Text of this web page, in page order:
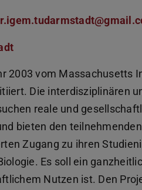
2003 vom Massachusetts
Die interdisziplinären
reale und
bieten den teilnehmenden
Zugang zu ihren
Es soll ein
Nutzen ist. Den